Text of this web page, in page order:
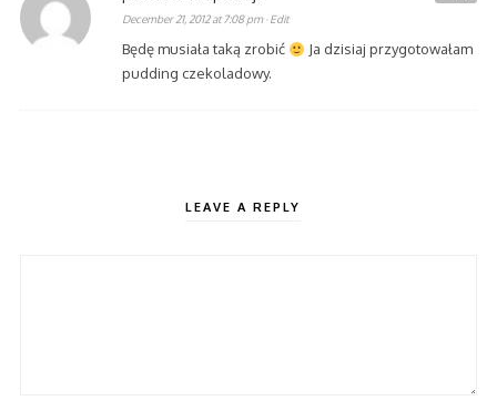
December 21, 2012 at 7:08 pm · Edit
Będę musiała taką zrobić
Ja dzisiaj przygotowałam
pudding czekoladowy.
LEAVE A REPLY